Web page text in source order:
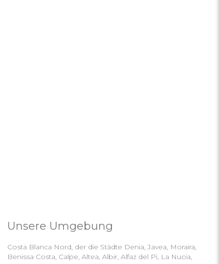
Unsere Umgebung
Costa Blanca Nord, der die Städte Denia, Javea, Moraira,
Benissa Costa, Calpe, Altea, Albir, Alfaz del Pi, La Nucia,